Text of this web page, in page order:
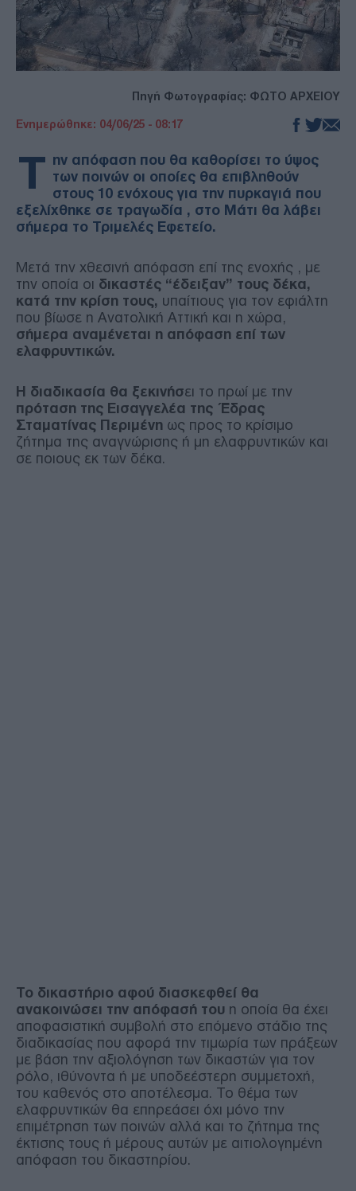
Πηγή Φωτογραφίας: ΦΩΤΟ ΑΡΧΕΙΟΥ
Ενημερώθηκε: 04/06/25 - 08:17
Τ ην απόφαση που θα καθορίσει το ύψος
των ποινών οι οποίες θα επιβληθούν
στους 10 ενόχους για την πυρκαγιά που
εξελίχθηκε σε τραγωδία , στο Μάτι θα λάβει
σήμερα το Τριμελές Εφετείο.
Μετά την χθεσινή απόφαση επί της ενοχής , με
την οποία οι δικαστές “έδειξαν” τους δέκα,
κατά την κρίση τους, υπαίτιους για τον εφιάλτη
που βίωσε η Ανατολική Αττική και η χώρα,
σήμερα αναμένεται η απόφαση επί των
ελαφρυντικών.
Η διαδικασία θα ξεκινήσει το πρωί με την
πρόταση της Εισαγγελέα της Έδρας
Σταματίνας Περιμένη ως προς το κρίσιμο
ζήτημα της αναγνώρισης ή μη ελαφρυντικών και
σε ποιους εκ των δέκα.
Το δικαστήριο αφού διασκεφθεί θα
ανακοινώσει την απόφασή του η οποία θα έχει
αποφασιστική συμβολή στο επόμενο στάδιο της
διαδικασίας που αφορά την τιμωρία των πράξεων
με βάση την αξιολόγηση των δικαστών για τον
ρόλο, ιθύνοντα ή με υποδεέστερη συμμετοχή,
του καθενός στο αποτέλεσμα. Το θέμα των
ελαφρυντικών θα επηρεάσει όχι μόνο την
επιμέτρηση των ποινών αλλά και το ζήτημα της
έκτισης τους ή μέρους αυτών με αιτιολογημένη
απόφαση του δικαστηρίου.